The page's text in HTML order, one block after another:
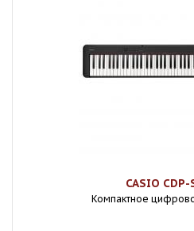
CASIO CDP-
Компактное